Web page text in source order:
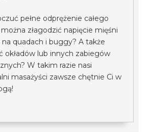
pełne odprężenie całego
można złagodzić napięcie mięśni
na quadach i buggy? A także
okładów lub innych zabiegów
W takim razie nasi
masażyści zawsze chętnie Ci w